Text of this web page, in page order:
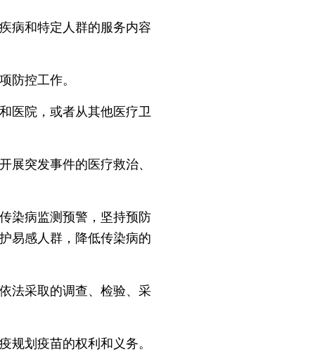
和特定人群的服务内容
控工作。
院，或者从其他医疗卫
突发事件的医疗救治、
病监测预警，坚持预防
易感人群，降低传染病的
法采取的调查、检验、采
划疫苗的权利和义务。